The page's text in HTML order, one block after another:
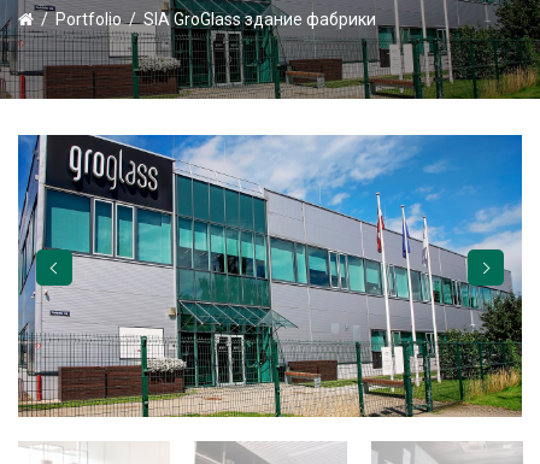
ОБСЛУЖИВАНИЕ И СЕРВИС
О НАС
КАРЬЕРА
ПОДАТЬ ЗАЯВКУ
ВАКАНСИИ
/ Portfolio/SIA GroGlass здание фабрики